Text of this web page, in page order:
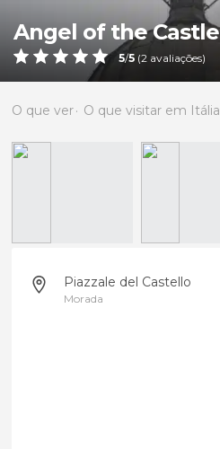
Angel of the Castle
5/5 (2 avaliações)
O que ver O que visitar em Itália
Piazzale del Castello
Morada